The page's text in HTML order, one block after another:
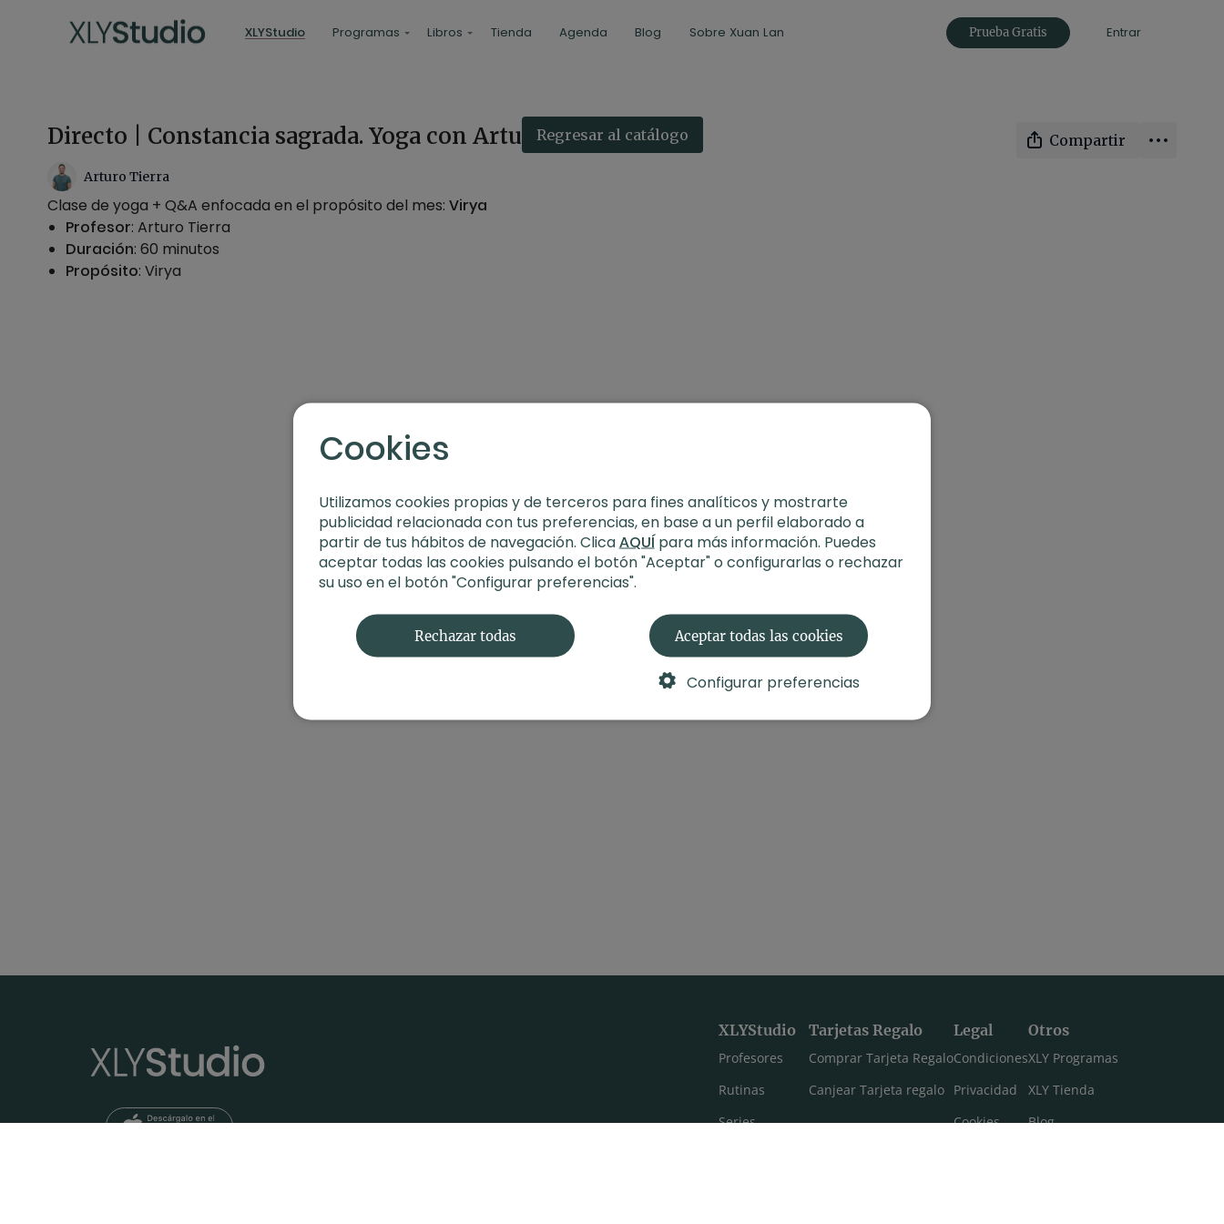
XLYStudio Programas Libros Tienda Agenda Blog Sobre Xuan Lan Prueba Gratis Entrar
Regresar al catálogo
Directo | Constancia sagrada. Yoga con Arturo Tierra Compartir
Arturo Tierra
Clase de yoga + Q&A enfocada en el propósito del mes: Virya
Profesor: Arturo Tierra
Duración: 60 minutos
Propósito: Virya
XLYStudio
Profesores
Rutinas
Series
Tarjetas Regalo
Comprar Tarjeta Regalo
Canjear Tarjeta regalo
Legal
Condiciones
Privacidad
Cookies
Otros
XLY Programas
XLY Tienda
Blog
Cookies
Utilizamos cookies propias y de terceros para fines analíticos y mostrarte
publicidad relacionada con tus preferencias, en base a un perfil elaborado a
partir de tus hábitos de navegación. ClicaAQUÍpara más información. Puedes
aceptar todas las cookies pulsando el botón "Aceptar" o configurarlas o rechazar
su uso en el botón "Configurar preferencias".
Rechazar todas Aceptar todas las cookies
Configurar preferencias